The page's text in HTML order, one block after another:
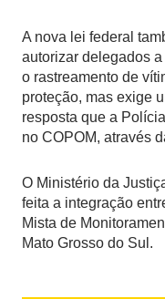
A nova lei federal
autorizar delegados
o rastreamento de
proteção, mas exige
resposta que a
no COPOM, através
O Ministério da
feita a integração
Mista de
Mato Grosso do Sul.